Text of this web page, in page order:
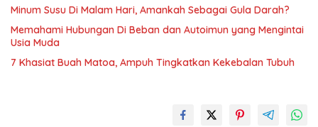
Minum Susu Di Malam Hari, Amankah Sebagai Gula Darah?
Memahami Hubungan Di Beban dan Autoimun yang Mengintai
Usia Muda
7 Khasiat Buah Matoa, Ampuh Tingkatkan Kekebalan Tubuh